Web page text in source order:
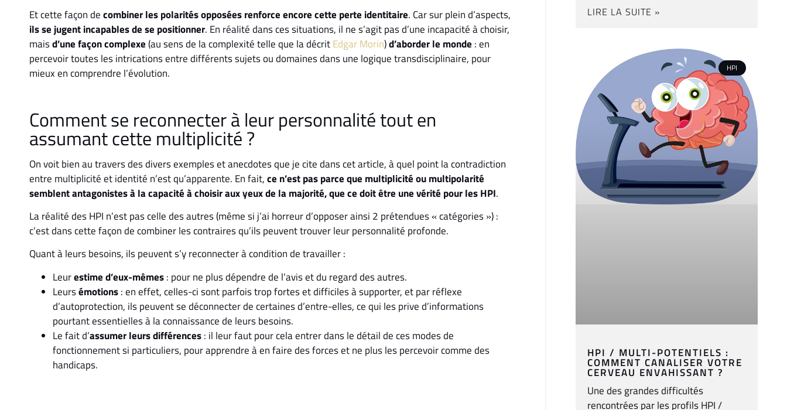
Et cette façon decombiner les polarités opposées renforce encore cette perte identitaire. Car sur plein d’aspects,
ils se jugent incapables de se positionner. En réalité dans ces situations, il ne s’agit pas d’une incapacité à choisir,
maisd’une façon complexe(au sens de la complexité telle que la décritEdgar Morin)d’aborder le monde : en
percevoir toutes les intrications entre différents sujets ou domaines dans une logique transdisciplinaire, pour
mieux en comprendre l’évolution.
Comment se reconnecter à leur personnalité tout en
assumant cette multiplicité ?
On voit bien au travers des divers exemples et anecdotes que je cite dans cet article, à quel point la contradiction
entre multiplicité et identité n’est qu’apparente. En fait,ce n’est pas parce que multiplicité ou multipolarité
semblent antagonistes à la capacité à choisir aux yeux de la majorité, que ce doit être une vérité pour les HPI.
La réalité des HPI n’est pas celle des autres (même si j’ai horreur d’opposer ainsi 2 prétendues « catégories ») :
c’est dans cette façon de combiner les contraires qu’ils peuvent trouver leur personnalité profonde.
Quant à leurs besoins, ils peuvent s’y reconnecter à condition de travailler :
Leurestime d’eux-mêmes: pour ne plus dépendre de l’avis et du regard des autres.
Leursémotions: en effet, celles-ci sont parfois trop fortes et difficiles à supporter, et par réflexe
d’autoprotection, ils peuvent se déconnecter de certaines d’entre-elles, ce qui les prive d’informations
pourtant essentielles à la connaissance de leurs besoins.
Le fait d’assumer leurs différences: il leur faut pour cela entrer dans le détail de ces modes de
fonctionnement si particuliers, pour apprendre à en faire des forces et ne plus les percevoir comme des
handicaps.
LIRE LA SUITE »
HPI
HPI / MULTI-POTENTIELS :
COMMENT CANALISER VOTRE
CERVEAU ENVAHISSANT ?
Une des grandes difficultés
rencontrées par les profils HPI /